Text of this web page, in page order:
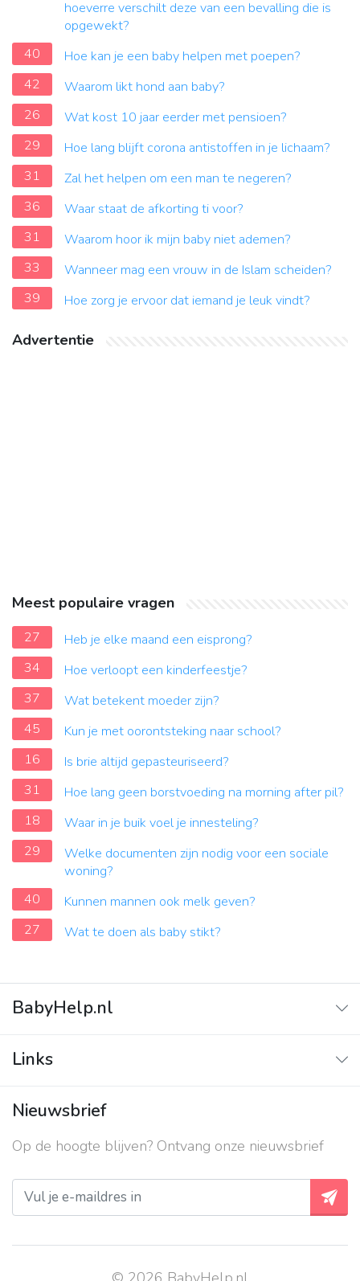
hoeverre verschilt deze van een bevalling die is
opgewekt?
40
Hoe kan je een baby helpen met poepen?
42
Waarom likt hond aan baby?
26
Wat kost 10 jaar eerder met pensioen?
29
Hoe lang blijft corona antistoffen in je lichaam?
31
Zal het helpen om een ​​man te negeren?
36
Waar staat de afkorting ti voor?
31
Waarom hoor ik mijn baby niet ademen?
33
Wanneer mag een vrouw in de Islam scheiden?
39
Hoe zorg je ervoor dat iemand je leuk vindt?
Advertentie
Meest populaire vragen
27
Heb je elke maand een eisprong?
34
Hoe verloopt een kinderfeestje?
37
Wat betekent moeder zijn?
45
Kun je met oorontsteking naar school?
16
Is brie altijd gepasteuriseerd?
31
Hoe lang geen borstvoeding na morning after pil?
18
Waar in je buik voel je innesteling?
29
Welke documenten zijn nodig voor een sociale
woning?
40
Kunnen mannen ook melk geven?
27
Wat te doen als baby stikt?
BabyHelp.nl
Vraag & Antwoord
Links
Contact
Over ons
Privacy beleid
Nieuwsbrief
Op de hoogte blijven? Ontvang onze nieuwsbrief